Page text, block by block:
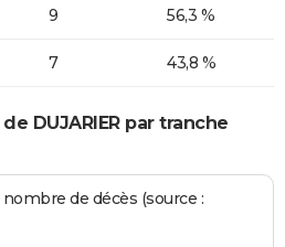
9 56,3 %
7 43,8 %
DUJARIER par tranche
de décès (source :